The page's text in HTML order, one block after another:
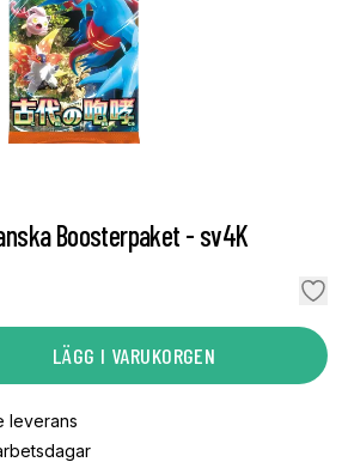
Boosterpaket - sv4K
LÄGG I VARUKORGEN
leverans